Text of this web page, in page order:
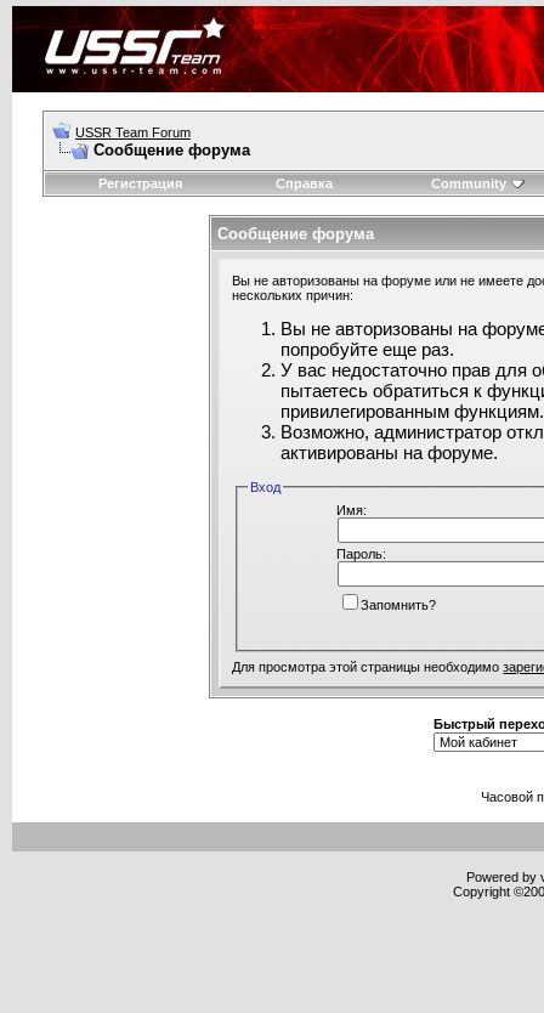
USSR Team Forum
Сообщение форума
Регистрация Справка Community
Сообщение форума
Вы не авторизованы на форуме или не имеете
нескольких причин:
Вы не авторизованы на
попробуйте еще раз.
У вас недостаточно прав для
пытаетесь обратиться к
привилегированным функциям.
Возможно, администратор
активированы на форуме.
Вход
Имя:
Пароль:
Запомнить?
Для просмотра этой страницы необходимо
Быстрый
Часовой
Powered by
Copyright